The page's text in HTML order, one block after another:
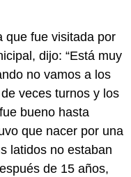
que fue visitada por
dijo: “Está muy
no vamos a los
veces turnos y los
bueno hasta
que nacer por una
latidos no estaban
de 15 años,